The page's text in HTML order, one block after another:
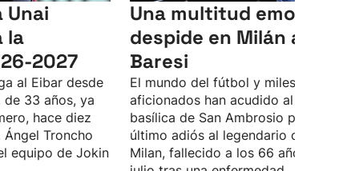
Unai
la
2027
al Eibar desde
de 33 años, ya
hace diez
Troncho
equipo de Jokin
Una multitud
despide en Milán a
Baresi
El mundo del fútbol y miles de
aficionados han acudido al funeral
basílica de San Ambrosio para dar el
último adiós al legendario capitán del
Milan, fallecido a los 66 años el 31 de